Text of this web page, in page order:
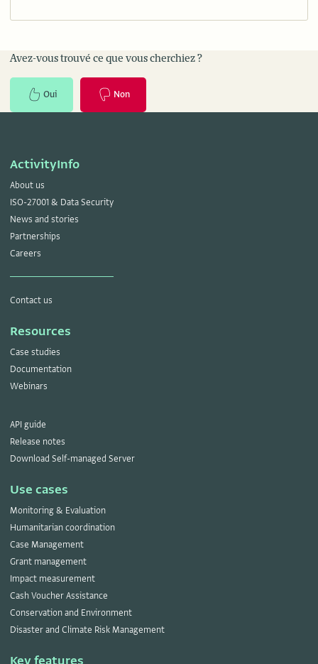
Avez-vous trouvé ce que vous cherchiez ?
Oui Non
ActivityInfo
About us
ISO-27001 & Data Security
News and stories
Partnerships
Careers
Contact us
Resources
Case studies
Documentation
Webinars
API guide
Release notes
Download Self-managed Server
Use cases
Monitoring & Evaluation
Humanitarian coordination
Case Management
Grant management
Impact measurement
Cash Voucher Assistance
Conservation and Environment
Disaster and Climate Risk Management
Key features